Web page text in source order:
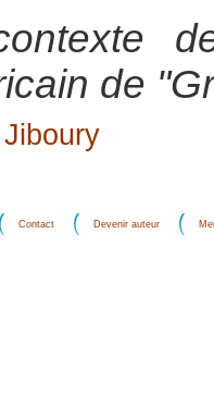
de
Contact Devenir auteur